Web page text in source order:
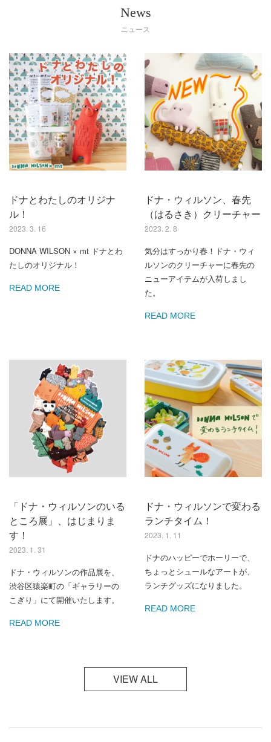
News
ニュース
ドナとわたしのオリジナ
ル！
2023. 3. 16
DONNA WILSON × mt ドナとわ
たしのオリジナル！
READ MORE
ドナ・ウィルソン、春先
（はるさき）クリーチャー
2023. 2. 8
気分はすっかり春！ドナ・ウィ
ルソンのクリーチャーに春先の
ニューアイテムが入荷しまし
た。
READ MORE
「ドナ・ウィルソンのいる
ところ展」、はじまりま
す！
2023. 1. 31
ドナ・ウィルソンの作品展を、
渋谷区猿楽町の「ギャラリーの
こぎり」にて開催いたします。
READ MORE
ドナ・ウィルソンで変わる
ランチタイム！
2023. 1. 11
ドナのハッピーでホーリーで、
ちょっとシュールなアートが、
ランチグッズになりました。
READ MORE
VIEW ALL